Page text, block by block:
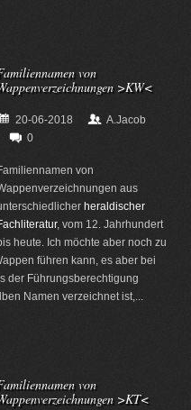
von
>KW<
20-06-2018
A.Jacob
0
von
aus
heraldischer
, vom 12. Jahrhundert
heute. Ich möchte aber noch zu
führen kann, es aber bei
der Führungsberechtigung
Namen verzeichnet ist,...
von
>KT<